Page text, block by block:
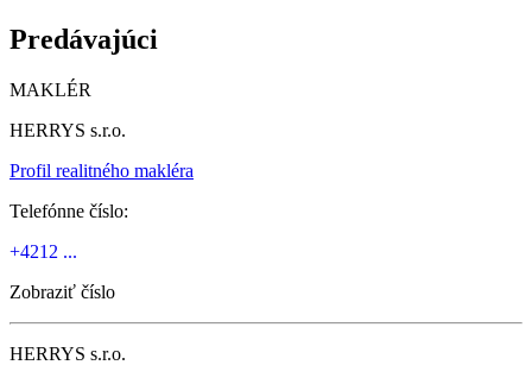
Predávajúci
MAKLÉR
HERRYS s.r.o.
Profil realitného makléra
Telefónne číslo:
+4212 ...
Zobraziť číslo
HERRYS s.r.o.